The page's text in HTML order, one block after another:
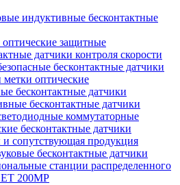
индуктивные бесконтактные
оптические защитные
датчики контроля скорости
бесконтактные датчики
метки оптические
бесконтактные датчики
бесконтактные датчики
коммутаторные
бесконтактные датчики
и сопутствующая продукция
бесконтактные датчики
станции распределенного
200MP